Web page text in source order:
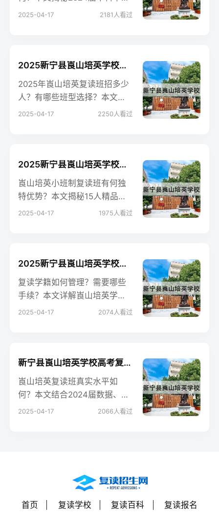
重本率及单科提分秘籍，附500
2025-04-17 2181 人看过
2025新宁县崀山培英学校高考复读招生简章
2025年崀山培英复读班招多少
人？有哪些班型选择？本文详
解招生计划、录取流程及奖学
2025-04-17 2250人看过
2025新宁县崀山培英学校小班制高考复读班
崀山培英小班制复读班有何独
特优势？本文揭秘15人精品班
的提分秘籍，结合2024届数据
2025-04-17 1975 人看过
2025新宁县崀山培英学校复读班学籍怎么处理？
复读学籍如何管理？需要哪些
手续？本文详解崀山培英学籍
处理全流程，附2024届387名
2025-04-17 2074人看过
新宁县崀山培英学校高考复读学校怎么样？
崀山培英复读班真实水平如
何？本文结合2024届数据、在
读生匿名调研及家长评价，从
2025-04-17 2066人看过
首页 复读学校 复读百科 复读报名